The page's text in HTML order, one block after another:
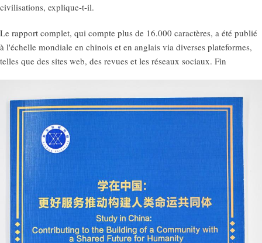
civilisations, explique-t-il.
Le rapport complet, qui compte plus de 16.000 caractères, a été publié
à l'échelle mondiale en chinois et en anglais via diverses plateformes,
telles que des sites web, des revues et les réseaux sociaux. Fin